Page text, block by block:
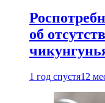
об
1 год спустя12